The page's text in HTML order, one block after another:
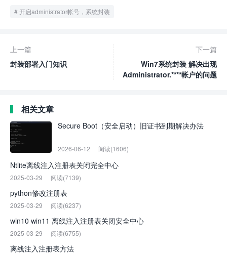
开启administrator帐号，系统封装
上一篇
封装部署入门知识
下一篇
Win7系统封装 解决出现
Administrator.****帐户的问题
相关文章
Secure Boot（安全启动）旧证书到期解决办法
2026-06-12 阅读(1606)
Ntlite离线注入注册表关闭完全中心
2025-03-29 阅读(7139)
python修改注册表
2025-03-29 阅读(6237)
win10 win11 离线注入注册表关闭安全中心
2025-03-29 阅读(6755)
离线注入注册表方法